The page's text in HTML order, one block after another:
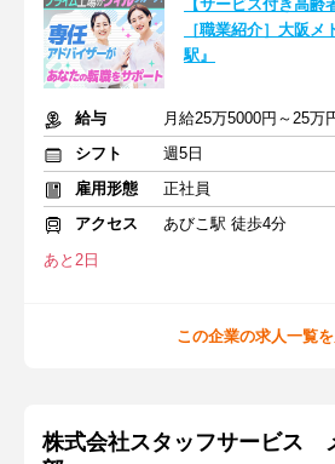
【サービス付き高齢
［職業紹介］大阪メ
駅』
給与
月給25万5000円～25万
シフト
週5日
雇用形態
正社員
アクセス
あびこ駅 徒歩4分
あと2日
この企業の求人一覧
株式会社スタッフサービス